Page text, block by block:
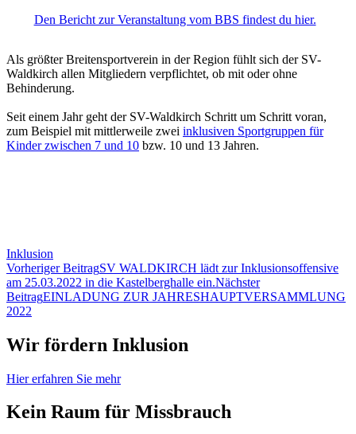
Den Bericht zur Veranstaltung vom BBS findest du hier.
Als größter Breitensportverein in der Region fühlt sich der SV-
Waldkirch allen Mitgliedern verpflichtet, ob mit oder ohne
Behinderung.
Seit einem Jahr geht der SV-Waldkirch Schritt um Schritt voran,
zum Beispiel mit mittlerweile zwei inklusiven Sportgruppen für
Kinder zwischen 7 und 10 bzw. 10 und 13 Jahren.
Inklusion
Beitragsnavigation
Vorheriger BeitragSV WALDKIRCH lädt zur Inklusionsoffensive
am 25.03.2022 in die Kastelberghalle ein.Nächster
BeitragEINLADUNG ZUR JAHRESHAUPTVERSAMMLUNG
2022
Wir fördern Inklusion
Hier erfahren Sie mehr
Kein Raum für Missbrauch